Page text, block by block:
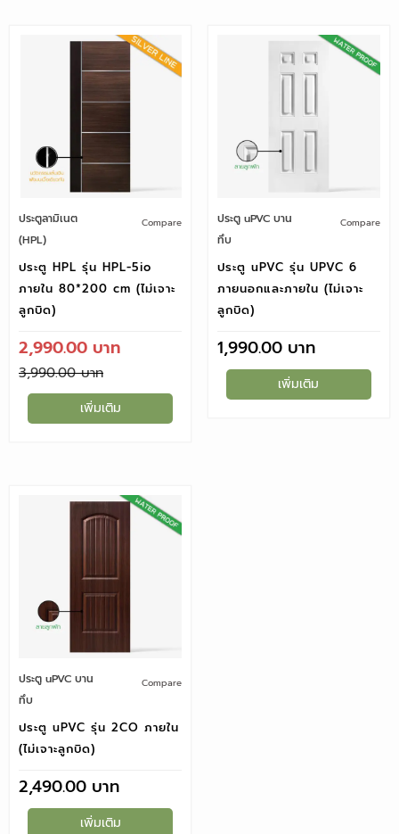
ประตูลามิเนต
(HPL)
Compare
ประตู HPL รุ่น HPL-5io
ภายใน 80*200 cm (ไม่เจาะ
ลูกบิด)
3,990.00
2,990.00
เพิ่มเติม
ประตู uPVC บาน
ทึบ
Compare
ประตู uPVC รุ่น UPVC 6
ภายนอกและภายใน (ไม่เจาะ
ลูกบิด)
1,990.00
เพิ่มเติม
ประตู uPVC บาน
ทึบ
Compare
ประตู uPVC รุ่น 2CO ภายใน
(ไม่เจาะลูกบิด)
2,490.00
เพิ่มเติม